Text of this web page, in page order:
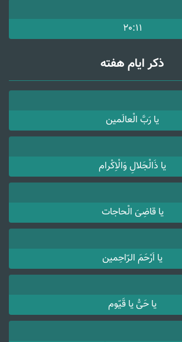
ذکر ایام هفته
یا رَبَّ الْعالَمین
یا ذَالْجَلالِ وَالْاِکْرام
یا قاضِیَ الْحاجات
یا اَرْحَمَ الرّاحِمین
یا حَیُّ یا قَیّوم